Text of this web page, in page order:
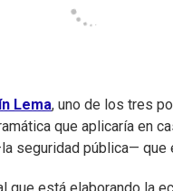
Lema, uno de los tres
que aplicaría en
seguridad pública—